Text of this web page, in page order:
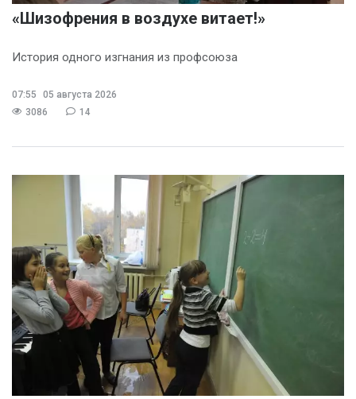
«Шизофрения в воздухе витает!»
История одного изгнания из профсоюза
07:55
05 августа 2026
3086
14